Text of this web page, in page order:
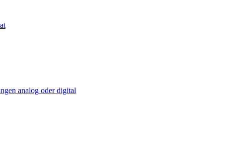
analog oder digital